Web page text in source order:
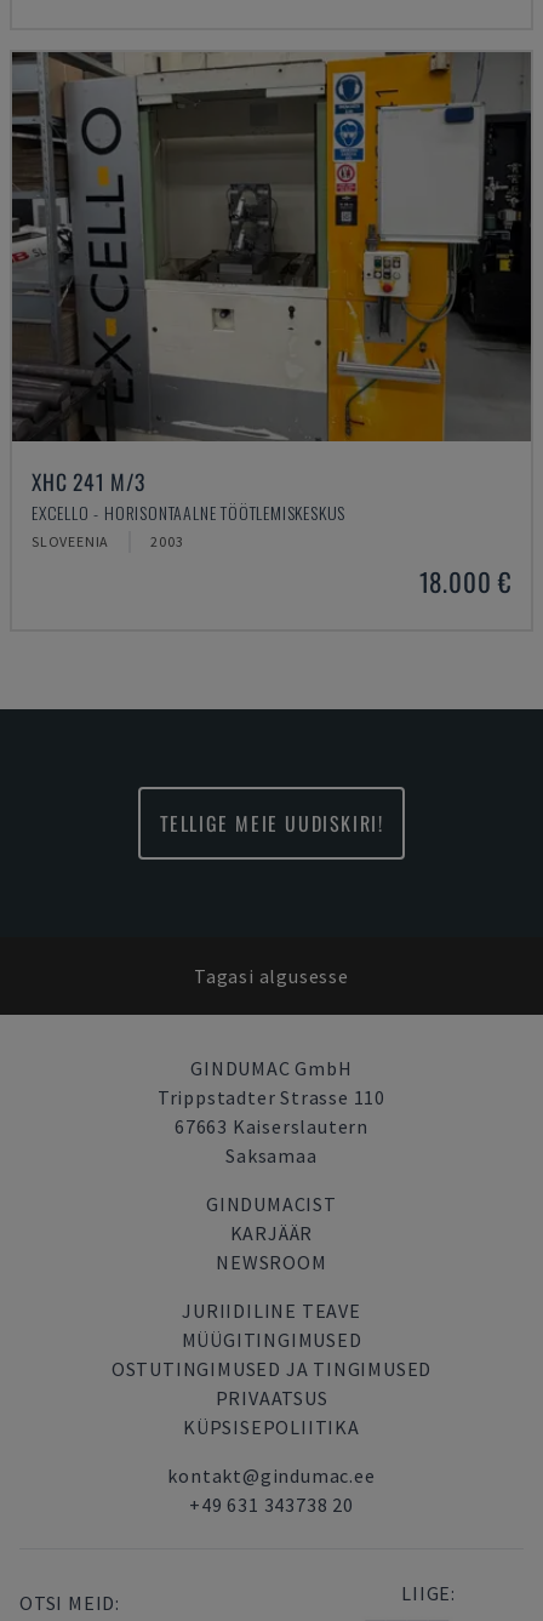
XHC 241 M/3
EXCELLO - HORISONTAALNE TÖÖTLEMISKESKUS
SLOVEENIA 2003
18.000 €
TELLIGE MEIE UUDISKIRI!
Tagasi algusesse
GINDUMAC GmbH
Trippstadter Strasse 110
67663 Kaiserslautern
Saksamaa
GINDUMACIST
KARJÄÄR
NEWSROOM
JURIIDILINE TEAVE
MÜÜGITINGIMUSED
OSTUTINGIMUSED JA TINGIMUSED
PRIVAATSUS
KÜPSISEPOLIITIKA
kontakt@gindumac.ee
+49 631 343738 20
OTSI MEID: LIIGE: